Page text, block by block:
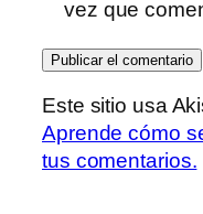
vez que
Este sitio usa
Aprende cómo
tus comentarios.